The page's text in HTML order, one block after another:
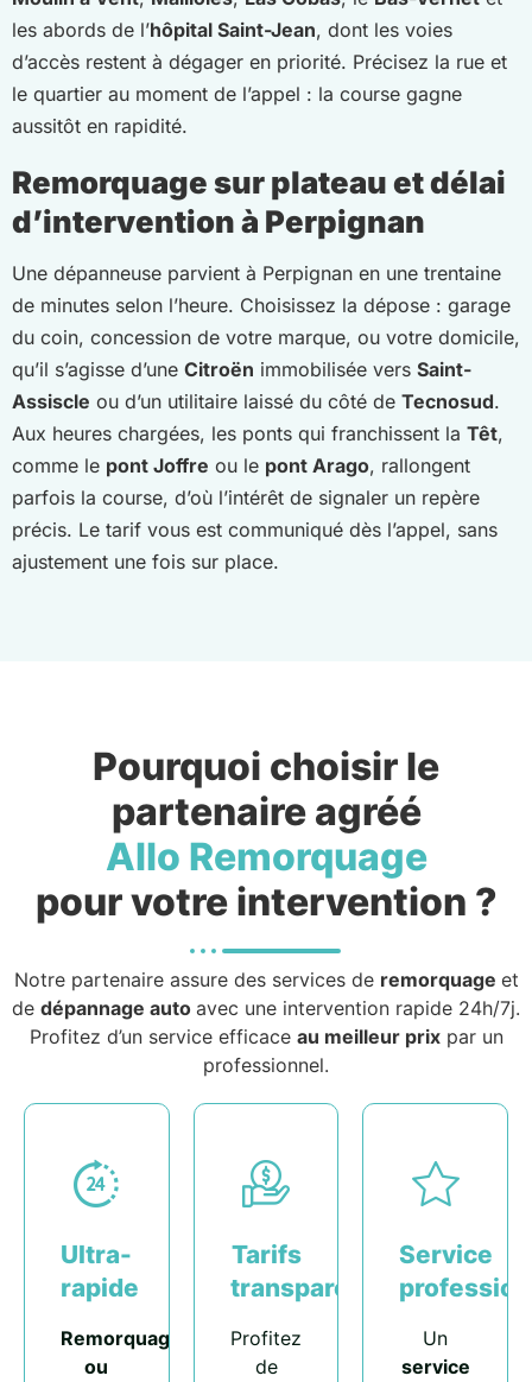
les abords de l’hôpital Saint-Jean, dont les voies
d’accès restent à dégager en priorité. Précisez la rue et
le quartier au moment de l’appel : la course gagne
aussitôt en rapidité.
Remorquage sur plateau et délai
d’intervention à Perpignan
Une dépanneuse parvient à Perpignan en une trentaine
de minutes selon l’heure. Choisissez la dépose : garage
du coin, concession de votre marque, ou votre domicile,
qu’il s’agisse d’une Citroën immobilisée vers Saint-
Assiscle ou d’un utilitaire laissé du côté de Tecnosud.
Aux heures chargées, les ponts qui franchissent la Têt,
comme le pont Joffre ou le pont Arago, rallongent
parfois la course, d’où l’intérêt de signaler un repère
précis. Le tarif vous est communiqué dès l’appel, sans
ajustement une fois sur place.
Pourquoi choisir le
partenaire agréé
Allo Remorquage
pour votre intervention ?
Notre partenaire assure des services de remorquage et
de dépannage auto avec une intervention rapide 24h/7j.
Profitez d’un service efficace au meilleur prixpar un
professionnel.
Ultra-
rapide
Remorquage
ou
Tarifs
transparents
Profitez
de
Service
Un
service